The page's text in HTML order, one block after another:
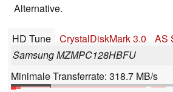
Alternative.
HD Tune CrystalDiskMark 3.0
AS
Samsung MZMPC128HBFU
Minimale Transferrate: 318.7 MB/s